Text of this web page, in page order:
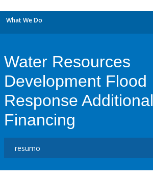
What We Do
Water Resources
Development Flood
Response Additional
Financing